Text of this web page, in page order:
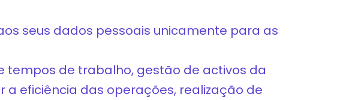
seus dados pessoais unicamente para as
tempos de trabalho, gestão de activos da
eficiência das operações, realização de